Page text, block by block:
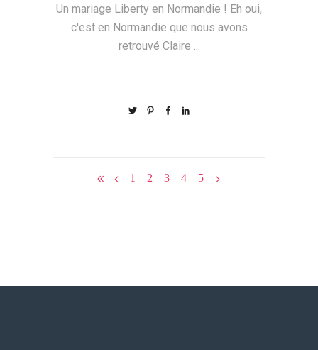
Un mariage Liberty en Normandie ! Eh oui,
c'est en Normandie que nous avons
retrouvé Claire
1 2 3 4 5